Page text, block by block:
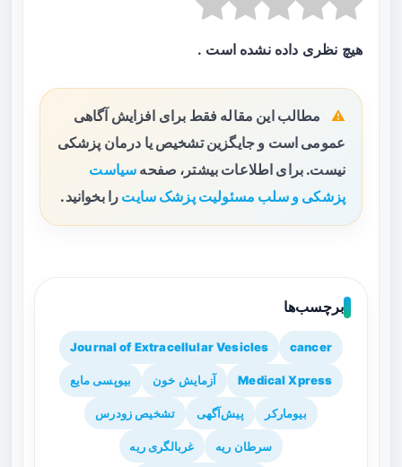
هیچ نظری داده نشده است .
مطالب این مقاله فقط برای افزایش آگاهی
عمومی است و جایگزین تشخیص یا درمان پزشکی
نیست. برای اطلاعات بیشتر، صفحه سیاست
پزشکی و سلب مسئولیت پزشک سایت را بخوانید.
برچسب‌ها
cancer
Journal of Extracellular Vesicles
Medical Xpress آزمایش خون بیوپسی مایع
بیومارکر پیش‌آگهی تشخیص زودرس
سرطان ریه غربالگری ریه